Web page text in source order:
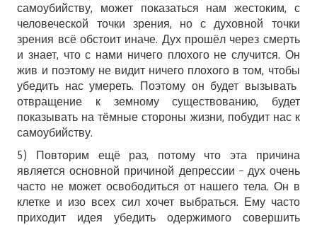
самоубийству, может показаться нам жестоким, с
человеческой точки зрения, но с духовной точки
зрения всё обстоит иначе. Дух прошёл через смерть
и знает, что с нами ничего плохого не случится. Он
жив и поэтому не видит ничего плохого в том, чтобы
убедить нас умереть. Поэтому он будет вызывать
отвращение к земному существованию, будет
показывать на тёмные стороны жизни, побудит нас к
самоубийству.
5) Повторим ещё раз, потому что эта причина
является основной причиной депрессии – дух очень
часто не может освободиться от нашего тела. Он в
клетке и изо всех сил хочет выбраться. Ему часто
приходит идея убедить одержимого совершить